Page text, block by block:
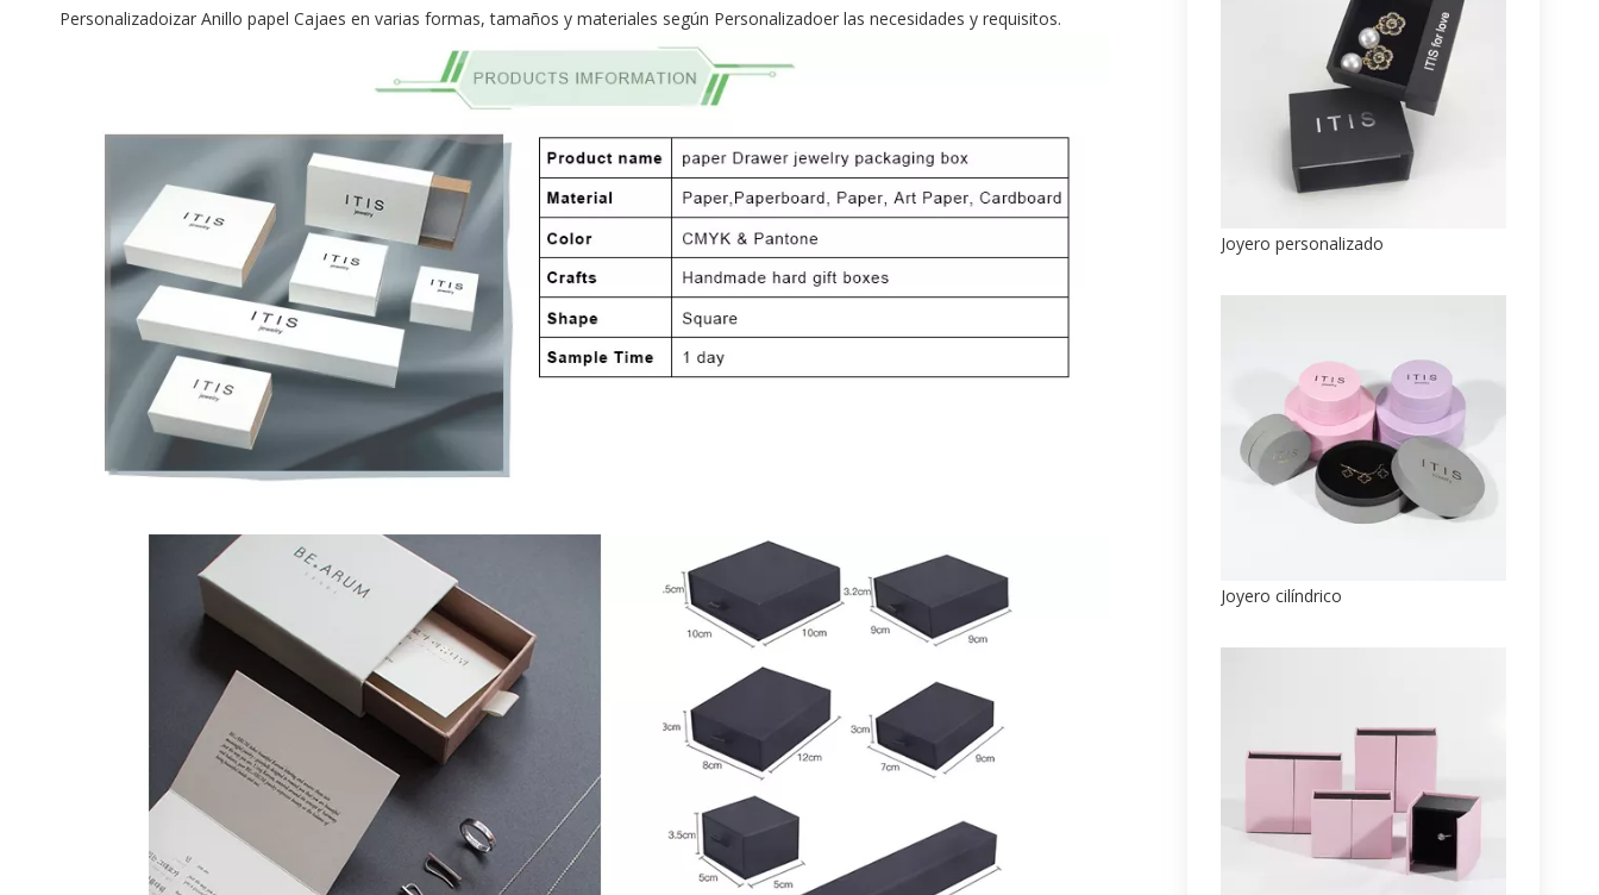
Personalizadoizar Anillo papel Cajaes en varias formas, tamaños y materiales según Personalizadoer las necesidades y requisitos.
Joyero personalizado
Joyero cilíndrico